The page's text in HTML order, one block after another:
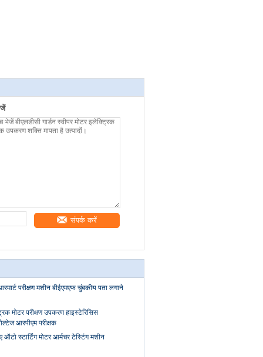
संपर्क करें
परीक्षण मशीन बीईएमएफ चुंबकीय पता लगाने
मोटर परीक्षण उपकरण हाइस्टेरिसिस
आरपीएम परीक्षक
स्टार्टिंग मोटर आर्मचर टेस्टिंग मशीन